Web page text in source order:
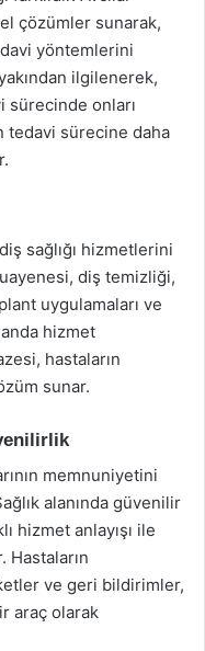
çözümler sunarak,
yöntemlerini
ilgilenerek,
sürecinde onları
tedavi sürecine daha
sağlığı hizmetlerini
diş temizliği,
uygulamaları ve
hizmet
hastaların
sunar.
memnuniyetini
alanında güvenilir
hizmet anlayışı ile
Hastaların
ve geri bildirimler,
araç olarak